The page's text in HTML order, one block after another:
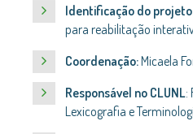
Identificação do
para reabilitação
Coordenação:Micaela
Responsável no CLUNL:
Lexicografia e